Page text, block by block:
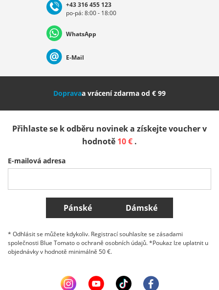
Deutschland Österreich
Nederland Italia (Italiano) Italien (Deutsch)
Slovenija
Belgique (Français) Danmark Norge
Všechny země
+43 316 455 123
po-pá: 8:00 - 18:00
WhatsApp
E-Mail
Dopravaa vrácení zdarma od € 99
Přihlaste se k odběru novinek a získejte voucher v
hodnotě 10 € .
E-mailová adresa
Pánské Dámské
* Odhlásit se můžete kdykoliv. Registrací souhlasíte se zásadami
společnosti Blue Tomato o ochraně osobních údajů. *Poukaz lze uplatnit u
objednávky v hodnotě minimálně 50 €.